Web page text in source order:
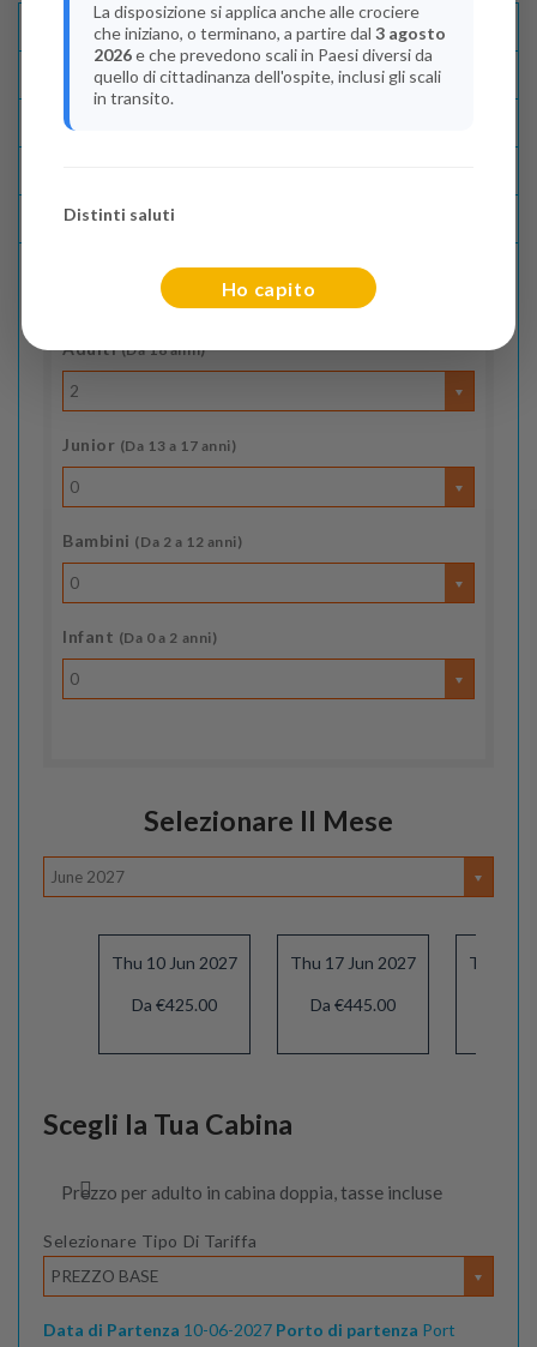
Descrizione E Itinerario
Disponibilità
Lascia La Tua Recensione
Indica il numero dei passeggeri
Adulti(Da 18 anni)
2
Junior (Da 13 a 17 anni)
0
Bambini (Da 2 a 12 anni)
0
Infant (Da 0 a 2 anni)
0
Selezionare Il Mese
June 2027
Thu 10 Jun 2027
Da €425.00
Thu 17 Jun 2027
Da €445.00
Thu 24
Scegli la Tua Cabina
Prezzo per adulto in cabina doppia, tasse incluse
Selezionare Tipo Di Tariffa
PREZZO BASE
Data di Partenza 10-06-2027 Porto di partenza Port
La disposizione si applica anche alle crociere
che iniziano, o terminano, a partire dal 3 agosto
2026e che prevedono scali in Paesi diversi da
quello di cittadinanza dell'ospite, inclusi gli scali
in transito.
Distinti saluti
Ho capito